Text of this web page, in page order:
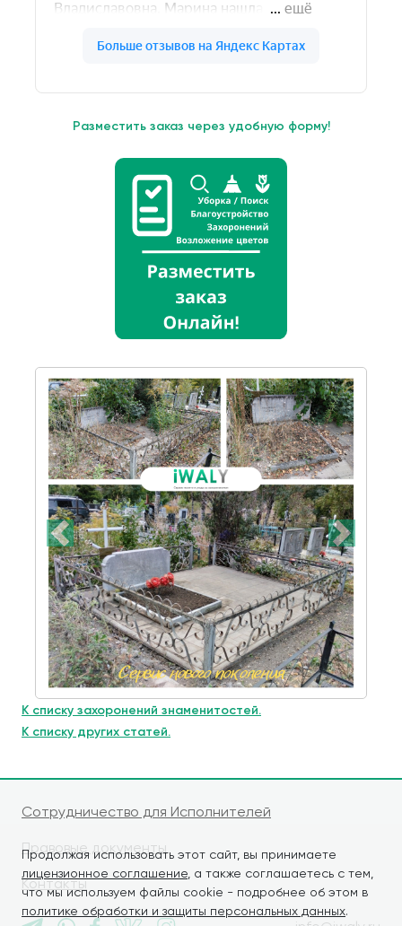
Продолжая использовать этот сайт, вы принимаете
лицензионное соглашение , а также соглашаетесь с тем,
что мы используем файлы cookie - подробнее об этом в
политике обработки и защиты персональных данных.
Разместить заказ через удобную форму!
К списку захоронений знаменитостей.
К списку других статей.
Сотрудничество для Исполнителей
Правовые документы
Контакты